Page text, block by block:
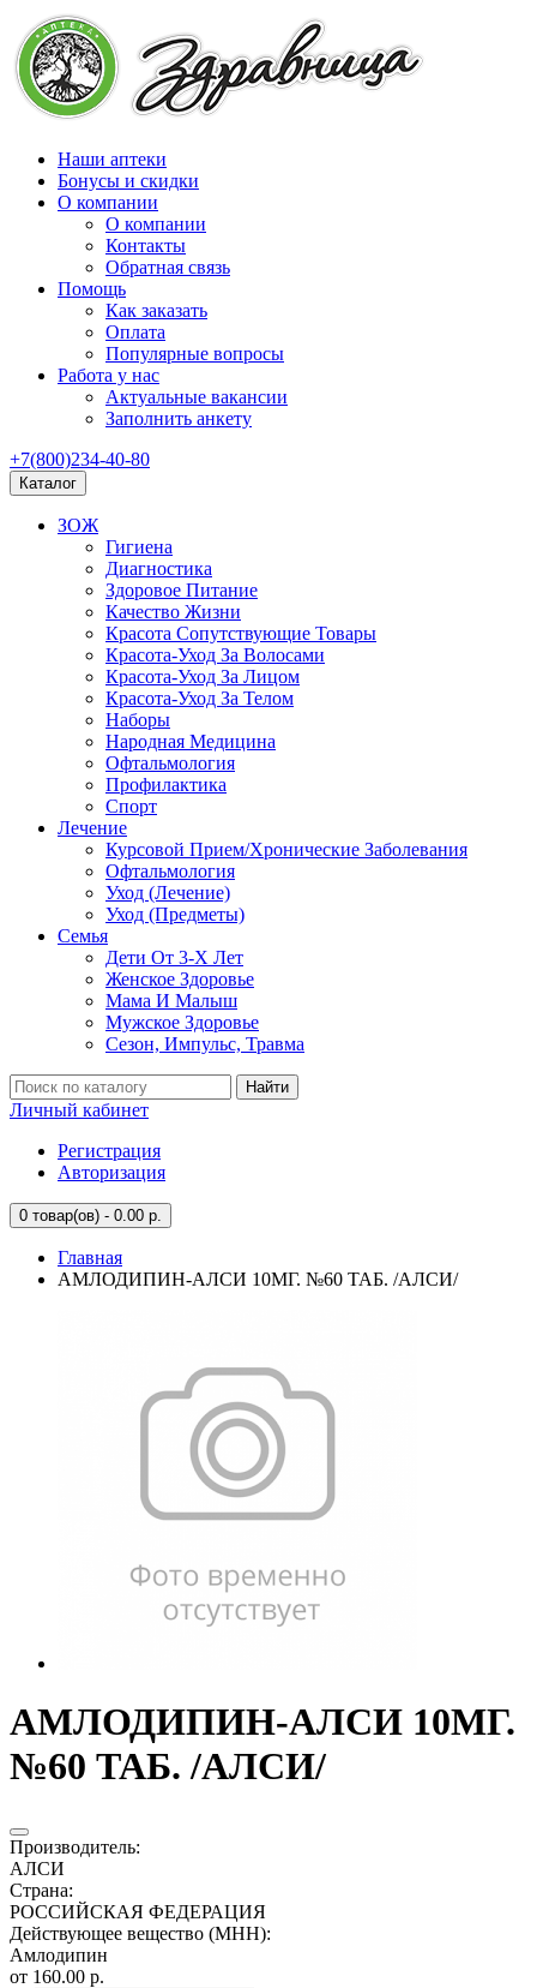
Наши аптеки
Бонусы и скидки
О компании
О компании
Контакты
Обратная связь
Помощь
Как заказать
Оплата
Популярные вопросы
Работа у нас
Актуальные вакансии
Заполнить анкету
+7(800)234-40-80
Каталог
ЗОЖ
Гигиена
Диагностика
Здоровое Питание
Качество Жизни
Красота Сопутствующие Товары
Красота-Уход За Волосами
Красота-Уход За Лицом
Красота-Уход За Телом
Наборы
Народная Медицина
Офтальмология
Профилактика
Спорт
Лечение
Курсовой Прием/Хронические Заболевания
Офтальмология
Уход (Лечение)
Уход (Предметы)
Семья
Дети От 3-Х Лет
Женское Здоровье
Мама И Малыш
Мужское Здоровье
Сезон, Импульс, Травма
Найти
Личный кабинет
Регистрация
Авторизация
0 товар(ов) - 0.00 р.
Главная
АМЛОДИПИН-АЛСИ 10МГ. №60 ТАБ. /АЛСИ/
АМЛОДИПИН-АЛСИ 10МГ.
№60 ТАБ. /АЛСИ/
Производитель:
АЛСИ
Страна:
РОССИЙСКАЯ ФЕДЕРАЦИЯ
Действующее вещество (МНН):
Амлодипин
от 160.00 р.